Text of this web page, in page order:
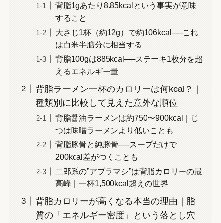
背脂1gあたり8.85kcalという事実が意味
すること
大さじ1杯（約12g）で約106kcal──これ
は白米半膳分に相当する
背脂100gは885kcal──ステーキ1枚分を超
えるエネルギー量
背脂ラーメン一杯のカロリーは何kcal？｜
種類別に比較して見えた意外な順位
背脂醤油ラーメンは約750〜900kcal｜じ
つは味噌ラーメンより低いことも
背脂豚骨と純豚骨──スープだけで
200kcal差がつくことも
二郎系の”アブラマシ”は背脂カロリーの最
高峰｜一杯1,500kcal超えの世界
背脂カロリーが高くなる本当の理由｜脂
質の「エネルギー密度」という落とし穴